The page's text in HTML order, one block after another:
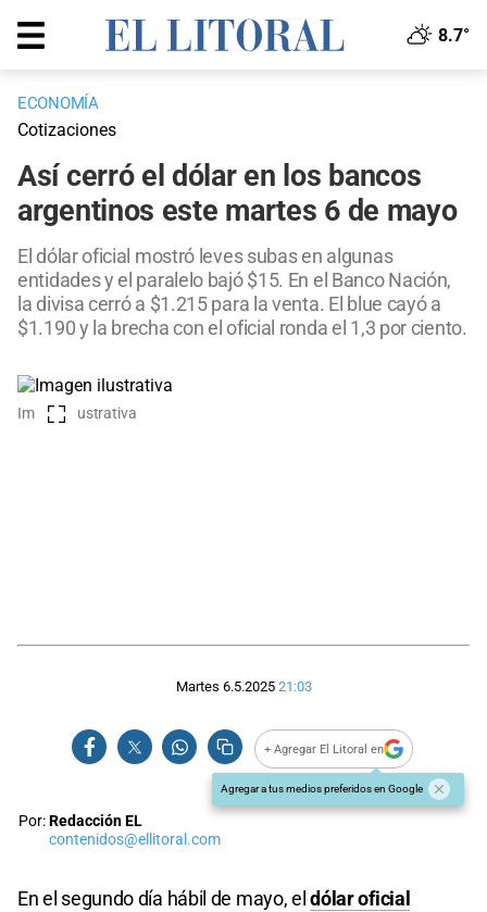
8.7°
ECONOMÍA
Cotizaciones
Así cerró el dólar en los bancos
argentinos este martes 6 de mayo
El dólar oficial mostró leves subas en algunas
entidades y el paralelo bajó $15. En el Banco Nación,
la divisa cerró a $1.215 para la venta. El blue cayó a
$1.190 y la brecha con el oficial ronda el 1,3 por ciento.
Imagen ilustrativa
Martes 6.5.2025 21:03
+ Agregar El Litoral en
Agregar a tus medios preferidos en Google
Por:Redacción EL
contenidos@ellitoral.com
En el segundo día hábil de mayo, eldólar oficial